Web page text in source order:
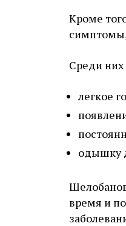
Кроме
Среди них
легкое
одышку
время и